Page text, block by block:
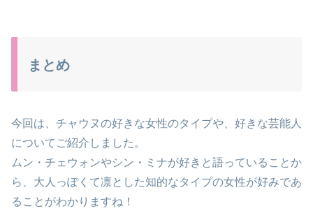
まとめ
今回は、チャウヌの好きな女性のタイプや、好きな芸能人
についてご紹介しました。
ムン・チェウォンやシン・ミナが好きと語っていることか
ら、大人っぽくて凛とした知的なタイプの女性が好みであ
ることがわかりますね！